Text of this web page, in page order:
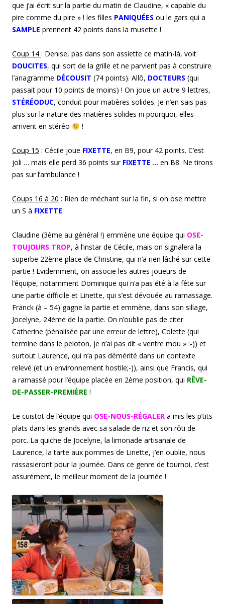
que j’ai écrit sur la partie du matin de Claudine, « capable du
pire comme du pire » ! les filles PANIQUÉES ou le gars qui a
SAMPLE prennent 42 points dans la musette !
Coup 1 4 : Denise, pas dans son assiette ce matin-là, voit
DOUCITES, qui sort de la grille et ne parvient pas à construire
l’anagramme DÉCOUSIT (74 points). Allô, DOCTEURS (qui
passait pour 10 points de moins) ! On joue un autre 9 lettres,
STÉRÉODUC, conduit pour matières solides. Je n’en sais pas
plus sur la nature des matières solides ni pourquoi, elles
arrivent en stéréo
!
Coup 15 : Cécile joue FIXETTE, en B9, pour 42 points. C’est
joli … mais elle perd 36 points sur FIXETTE … en B8. Ne tirons
pas sur l’ambulance !
Coups 16 à 20 : Rien de méchant sur la fin, si on ose mettre
un S à FIXETTE.
Claudine (3ème au général !) emmène une équipe qui OSE-
TOUJOURS TROP, à l’instar de Cécile, mais on signalera la
superbe 22ème place de Christine, qui n’a rien lâché sur cette
partie ! Evidemment, on associe les autres joueurs de
l’équipe, notamment Dominique qui n’a pas été à la fête sur
une partie difficile et Linette, qui s’est dévouée au ramassage.
Franck (à – 54) gagne la partie et emmène, dans son sillage,
Jocelyne, 24ème de la partie. On n’oublie pas de citer
Catherine (pénalisée par une erreur de lettre), Colette (qui
termine dans le peloton, je n’ai pas dit « ventre mou » :-)) et
surtout Laurence, qui n’a pas démérité dans un contexte
relevé (et un environnement hostile;-)), ainsi que Francis, qui
a ramassé pour l’équipe placée en 2ème position, qui RÊVE-
DE-PASSER-PREMIÈRE !
Le cuistot de l’équipe qui OSE-NOUS-RÉGALER a mis les p’tits
plats dans les grands avec sa salade de riz et son rôti de
porc. La quiche de Jocelyne, la limonade artisanale de
Laurence, la tarte aux pommes de Linette, j’en oublie, nous
rassasieront pour la journée. Dans ce genre de tournoi, c’est
assurément, le meilleur moment de la journée !